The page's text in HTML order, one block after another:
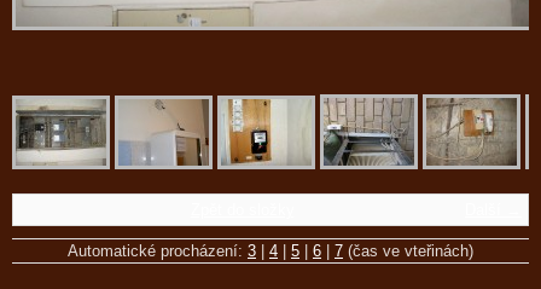
Automatické procházení: 3 4 5 6 7 (čas ve vteřinách)